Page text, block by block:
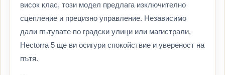
висок клас, този модел предлага изключително
сцепление и прецизно управление. Независимо
дали пътувате по градски улици или магистрали,
Hectorra 5 ще ви осигури спокойствие и увереност на
пътя.